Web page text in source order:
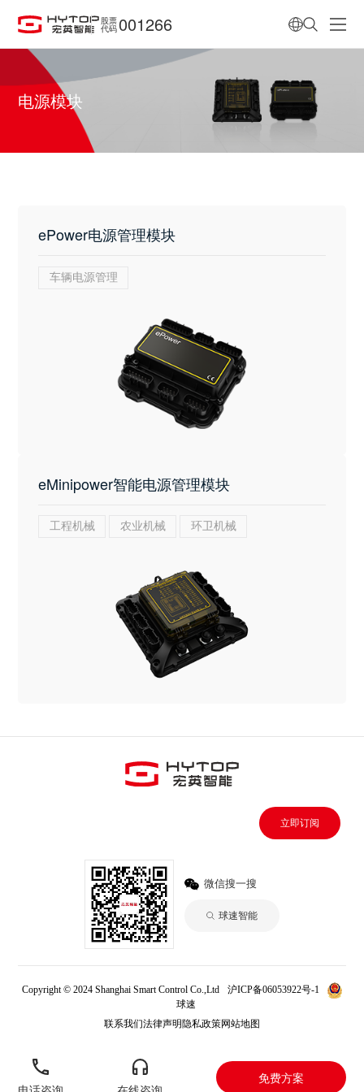
股票
代码 001266
电源模块
ePower电源管理模块
车辆电源管理
eMinipower智能电源管理模块
工程机械 农业机械 环卫机械
立即订阅
微信搜一搜
球速智能
Copyright © 2024 Shanghai Smart Control Co.,Ltd
沪ICP备06053922号-1
球速
联系我们法律声明 隐私政策网站地图
免费方案